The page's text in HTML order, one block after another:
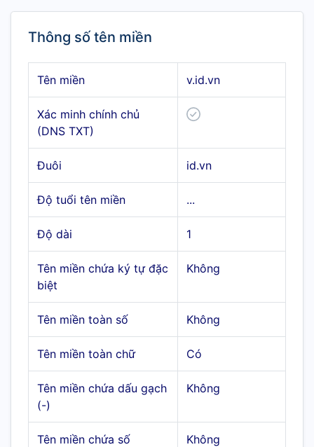
Thông số tên miền
Tên miền v.id.vn
Xác minh chính chủ
(DNS TXT)
Đuôi id.vn
Độ tuổi tên miền ...
Độ dài 1
Tên miền chứa ký tự đặc
biệt
Không
Tên miền toàn số Không
Tên miền toàn chữ Có
Tên miền chứa dấu gạch
(-)
Không
Tên miền chứa số Không